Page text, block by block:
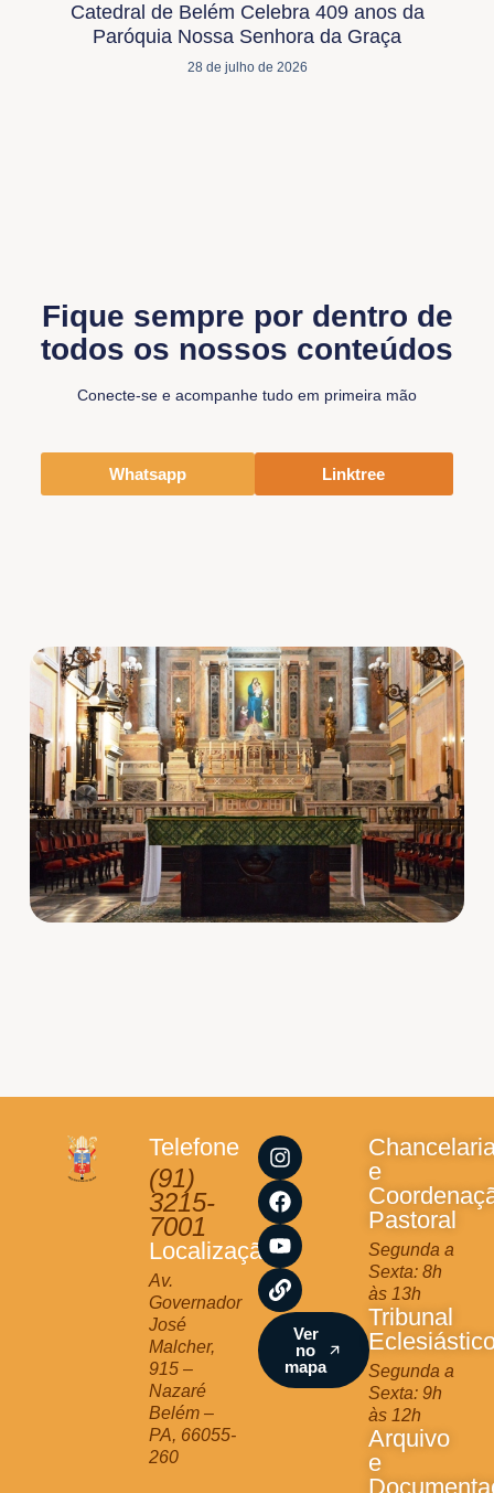
Catedral de Belém Celebra 409 anos da
Paróquia Nossa Senhora da Graça
28 de julho de 2026
Fique sempre por dentro de
todos os nossos conteúdos
Conecte-se e acompanhe tudo em primeira mão
Whatsapp Linktree
Telefone
(91)
3215-
7001
Localização
Av.
Governador
José
Malcher,
915 –
Nazaré
Belém –
PA, 66055-
260
I
n
s
t
a
g
r
a
m
F
a
c
e
b
o
o
k
Y
o
u
t
u
b
e
L
i
n
k
Ver
no
mapa
e
Pastoral
Segunda a
Sexta: 8h
às 13h
Tribunal
Segunda a
Sexta: 9h
às 12h
Arquivo
e